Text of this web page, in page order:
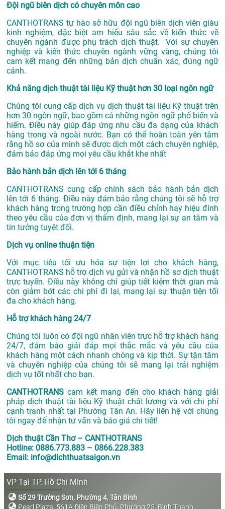
Đội ngũ biên dịch có chuyên môn cao
CANTHOTRANS tự hào sở hữu đội ngũ biên dịch viên giàu
kinh nghiệm, đặc biệt am hiểu sâu sắc về kiến thức về
chuyên ngành được phụ trách dịch thuật. Với sự chuyên
nghiệp và kiến thức chuyên ngành vững vàng, chúng tôi
cam kết mang đến những bản dịch chuẩn xác, đúng ngữ
cảnh.
Khả năng dịch thuật tài liệu Kỹ thuật hơn 30 loại ngôn ngữ
Chúng tôi cung cấp dịch vụ dịch thuật tài liệu Kỹ thuật trên
hơn 30 ngôn ngữ, bao gồm cả những ngôn ngữ phổ biến và
hiếm. Điều này giúp đáp ứng nhu cầu đa dạng của khách
hàng trong và ngoài nước. Bạn có thể hoàn toàn yên tâm
rằng hồ sơ của mình sẽ được dịch một cách chuyên nghiệp,
đảm bảo đáp ứng mọi yêu cầu khắt khe nhất
Bảo hành bản dịch lên tới 6 tháng
CANTHOTRANS cung cấp chính sách bảo hành bản dịch
lên tới 6 tháng. Điều này đảm bảo rằng chúng tôi sẽ hỗ trợ
khách hàng trong trường hợp cần điều chỉnh hay hiệu đính
theo yêu cầu của đơn vị thẩm định, mang lại sự an tâm và
tin tưởng tuyệt đối.
Dịch vụ online thuận tiện
Với mục tiêu tối ưu hóa sự tiện lợi cho khách hàng,
CANTHOTRANS hỗ trợ dịch vụ gửi và nhận hồ sơ dịch thuật
trực tuyến. Điều này không chỉ giúp tiết kiệm thời gian mà
còn giảm bớt các chi phí đi lại, mang lại sự thuận tiện tối
đa cho khách hàng.
Hỗ trợ khách hàng 24/7
Chúng tôi luôn có đội ngũ nhân viên trực hỗ trợ khách hàng
24/7, đảm bảo giải đáp mọi thắc mắc và yêu cầu của
khách hàng một cách nhanh chóng và kịp thời. Sự tận tâm
và chuyên nghiệp của chúng tôi sẽ mang lại trải nghiệm
dịch vụ tốt nhất cho bạn.
CANTHOTRANS cam kết mang đến cho khách hàng giải
pháp dịch thuật tài liệu Kỹ thuật chất lượng và với chi phí
cạnh tranh nhất tại Phường Tân An. Hãy liên hệ với chúng
tôi ngay để nhận tư vấn và báo giá chi tiết!
Dịch thuật Cần Thơ – CANTHOTRANS
Hotline: 0886.773.883 – 0866.228.383
Email: info@dichthuatsaigon.vn
VP Tại TP. Hồ Chí Minh
Số 29 Trường Sơn, Phường 4, Tân Bình
Pearl Plaza, 561A Điện Biên Phủ, Phường 25, Bình Thạnh